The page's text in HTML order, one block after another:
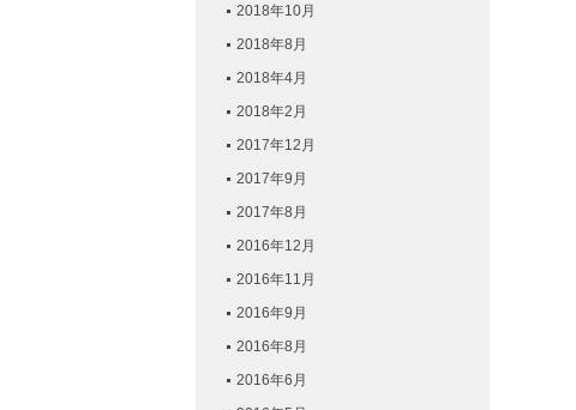
2018年10月
2018年8月
2018年4月
2018年2月
2017年12月
2017年9月
2017年8月
2016年12月
2016年11月
2016年9月
2016年8月
2016年6月